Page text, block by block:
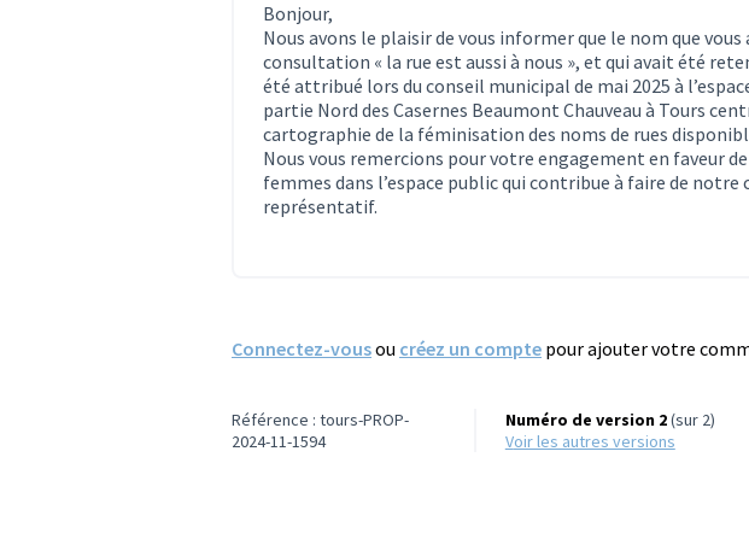
Bonjour,
Nous avons le plaisir de vous informer que le nom que
consultation « la rue est aussi à nous », et qui avait été
été attribué lors du conseil municipal de mai 2025 à
partie Nord des Casernes Beaumont Chauveau à Tours
cartographie de la féminisation des noms de rues
Nous vous remercions pour votre engagement en faveur
femmes dans l’espace public qui contribue à faire de
représentatif.
Connectez-vousou créez un compte pour ajouter votre
Référence : tours-PROP-
2024-11-1594
Numéro de version 2(sur 2)
voir les autres versions